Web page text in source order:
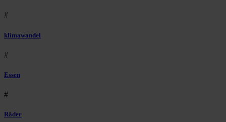
#
klimawandel
#
Essen
#
Räder